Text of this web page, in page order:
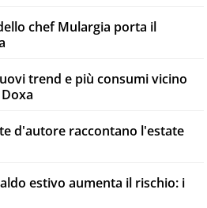
chef Mulargia porta il
trend e più consumi vicino
d'autore raccontano l'estate
estivo aumenta il rischio: i